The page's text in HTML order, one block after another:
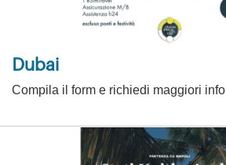
Dubai
Compila il form e richiedi maggiori info